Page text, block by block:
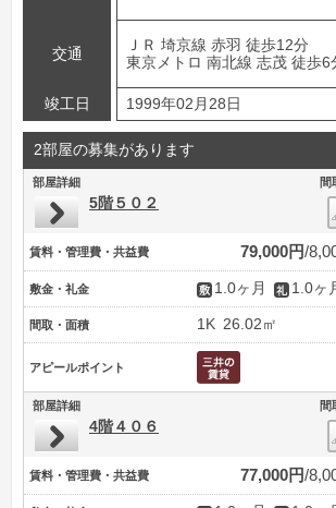
交通
ＪＲ 埼京線 赤羽 徒歩12分
東京メトロ 南北線 志茂 徒歩6
竣工日 1999年02月28日
2部屋の募集があります
部屋詳細 間
5階５０２
賃料・管理費・共益費 79,000円
敷金・礼金 1.0ヶ月 1.0ヶ
間取・面積 1K 26.02㎡
アピールポイント
部屋詳細 間
4階４０６
賃料・管理費・共益費 77,000円